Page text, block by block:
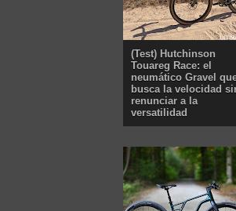
(Test) Hutchinson
Touareg Race: el
neumático Gravel
busca la velocidad
renunciar a la
versatilidad